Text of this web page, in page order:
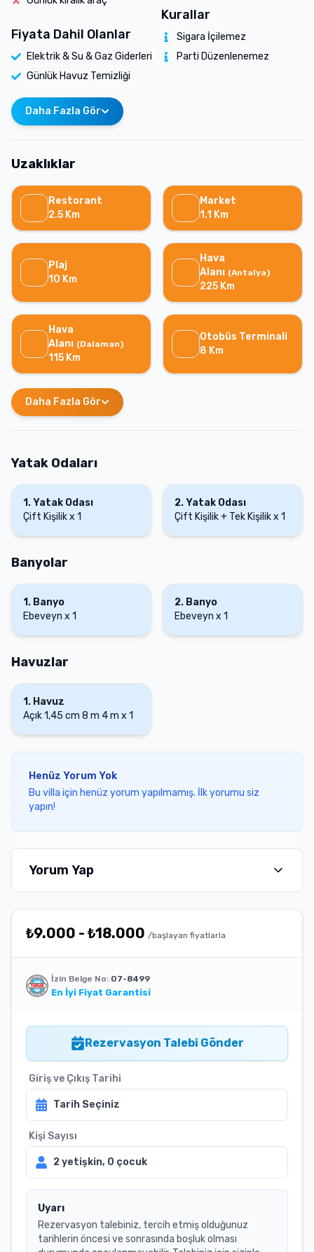
Fiyata Dahil Olanlar
Elektrik & Su & Gaz Giderleri
Günlük Havuz Temizliği
Kurallar
Sigara İçilemez
Parti Düzenlenemez
Daha Fazla Gör
Uzaklıklar
Restorant
2.5 Km
Market
1.1 Km
Plaj
10 Km
Hava
Alanı (Antalya)
225 Km
Hava
Alanı (Dalaman)
115 Km
Otobüs Terminali
8 Km
Daha Fazla Gör
Yatak Odaları
1 .Yatak Odası
Çift Kişilikx 1
2.Yatak Odası
Çift Kişilik + Tek Kişilikx 1
Banyolar
1 . Banyo
Ebeveyn x 1
2. Banyo
Ebeveyn x 1
Havuzlar
1 . Havuz
Açık1,45 cm 8 m 4 m x 1
Henüz Yorum Yok
Bu villa için henüz yorum yapılmamış. İlk yorumu siz
yapın!
Yorum Yap
₺9.000 - ₺18.000 /başlayan fiyatlarla
İzin Belge No: 07-8499
En İyi Fiyat Garantisi
Rezervasyon Talebi Gönder
Giriş ve Çıkış Tarihi
Tarih Seçiniz
Kişi Sayısı
2yetişkin, 0 çocuk
Uyarı
Rezervasyon talebiniz, tercih etmiş olduğunuz
tarihlerin öncesi ve sonrasında boşluk olması